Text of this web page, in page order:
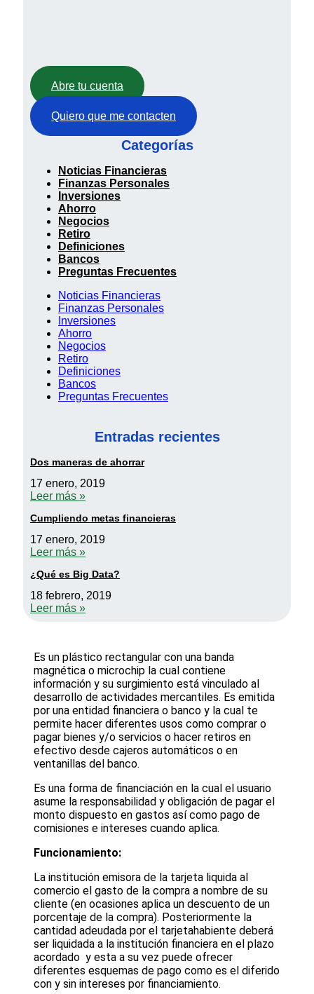
Abre tu cuenta
Quiero que me contacten
Categorías
Noticias Financieras
Finanzas Personales
Inversiones
Ahorro
Negocios
Retiro
Definiciones
Bancos
Preguntas Frecuentes
Noticias Financieras
Finanzas Personales
Inversiones
Ahorro
Negocios
Retiro
Definiciones
Bancos
Preguntas Frecuentes
Entradas recientes
Dos maneras de ahorrar
17 enero, 2019
Leer más »
Cumpliendo metas financieras
17 enero, 2019
Leer más »
¿Qué es Big Data?
18 febrero, 2019
Leer más »
Es un plástico rectangular con una banda
magnética o microchip la cual contiene
información y su surgimiento está vinculado al
desarrollo de actividades mercantiles. Es emitida
por una entidad financiera o banco y la cual te
permite hacer diferentes usos como comprar o
pagar bienes y/o servicios o hacer retiros en
efectivo desde cajeros automáticos o en
ventanillas del banco.
Es una forma de financiación en la cual el usuario
asume la responsabilidad y obligación de pagar el
monto dispuesto en gastos así como pago de
comisiones e intereses cuando aplica.
Funcionamiento:
La institución emisora de la tarjeta liquida al
comercio el gasto de la compra a nombre de su
cliente (en ocasiones aplica un descuento de un
porcentaje de la compra). Posteriormente la
cantidad adeudada por el tarjetahabiente deberá
ser liquidada a la institución financiera en el plazo
acordado y esta a su vez puede ofrecer
diferentes esquemas de pago como es el diferido
con y sin intereses por financiamiento.